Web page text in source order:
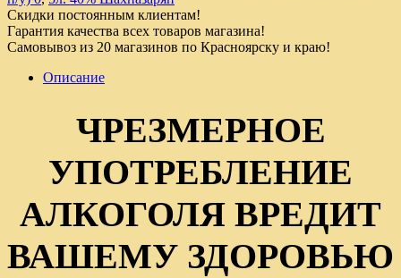
Скидки постоянным клиентам!
Гарантия качества всех товаров магазина!
Самовывоз из 20 магазинов по Красноярску и краю!
Описание
ЧРЕЗМЕРНОЕ
УПОТРЕБЛЕНИЕ
АЛКОГОЛЯ ВРЕДИТ
ВАШЕМУ ЗДОРОВЬЮ